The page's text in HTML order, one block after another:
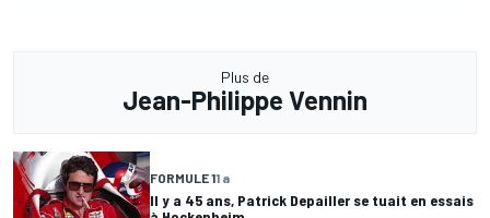
Plus de
Jean-Philippe Vennin
FORMULE 11 a
Il y a 45 ans, Patrick Depailler se tuait en essais